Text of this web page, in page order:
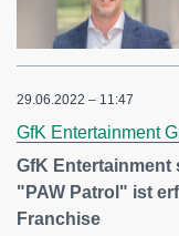
29.06.2022 – 11:47
GfK Entertainment
GfK Entertainment
"PAW Patrol" ist
Franchise